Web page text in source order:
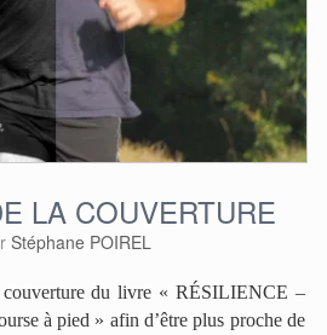
LA COUVERTURE
Stéphane POIREL
couverture du livre « RÉSILIENCE –
à pied » afin d’être plus proche de